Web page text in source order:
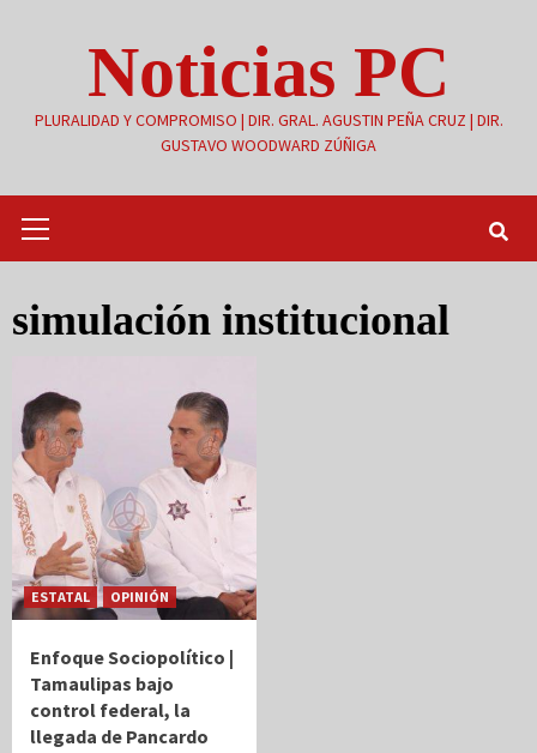
Noticias PC
PLURALIDAD Y COMPROMISO | DIR. GRAL. AGUSTIN PEÑA CRUZ | DIR.
GUSTAVO WOODWARD ZÚÑIGA
primario
simulación institucional
ESTATAL OPINIÓN
Enfoque Sociopolítico |
Tamaulipas bajo
control federal, la
llegada de Pancardo